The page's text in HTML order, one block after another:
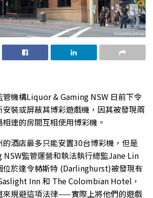
管機構Liquor & Gaming NSW 日前下令
裝或屏蔽其博彩遊戲機，因其被發現兩
連的房間互相使用博彩機。
酒店最多只能安置30台博彩機，但是
監管運營和執法執行總監Jane Lin
位於達令赫斯特 (Darlinghurst)被發現有
Inn 和 The Colombian Hotel，
來規避這項法律——實際上將他們的遊戲